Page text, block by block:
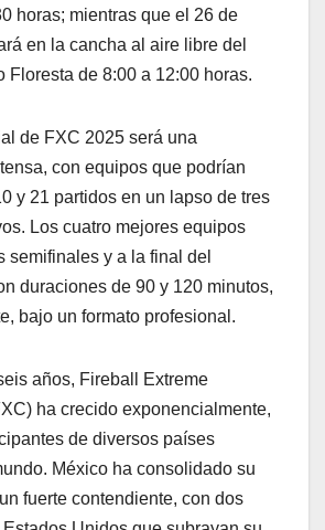
horas; mientras que el 26 de
en la cancha al aire libre del
Floresta de 8:00 a 12:00 horas.
de FXC 2025 será una
con equipos que podrían
y 21 partidos en un lapso de tres
Los cuatro mejores equipos
semifinales y a la final del
duraciones de 90 y 120 minutos,
bajo un formato profesional.
años, Fireball Extreme
ha crecido exponencialmente,
de diversos países
México ha consolidado su
fuerte contendiente, con dos